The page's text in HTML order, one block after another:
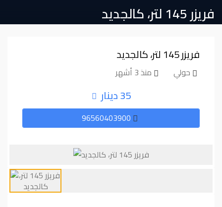
فريزر ⁦⁦145⁩⁩ لتر، كالجديد
فريزر ⁦⁦145⁩⁩ لتر، كالجديد
حولي منذ 3 أشهر
35 دينار